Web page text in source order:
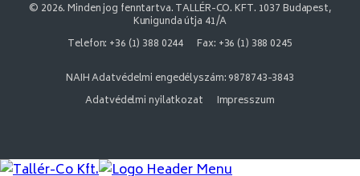
© 2026. Minden jog fenntartva. TALLÉR-CO. KFT. 1037 Budapest,
Kunigunda útja 41/A
Telefon: +36 (1) 388 0244
Fax: +36 (1) 388 0245
NAIH Adatvédelmi engedélyszám: 9878743-3843
Adatvédelmi nyilatkozat
Impresszum